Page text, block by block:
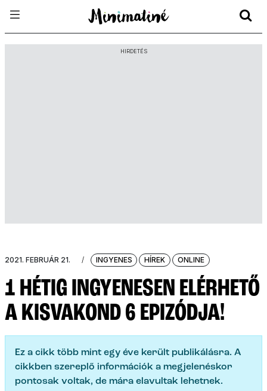
HIRDETÉS
2021. FEBRUÁR 21. / INGYENES HÍREK ONLINE
1 HÉTIG INGYENESEN ELÉRHETŐ
A KISVAKOND 6 EPIZÓDJA!
Ez a cikk több mint egy éve került publikálásra. A
cikkben szereplő információk a megjelenéskor
pontosak voltak, de mára elavultak lehetnek.